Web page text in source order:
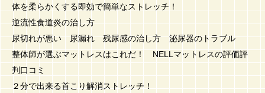
体を柔らかくする即効で簡単なストレッチ！
逆流性食道炎の治し方
尿切れが悪い 尿漏れ 残尿感の治し方 泌尿器のトラブル
整体師が選ぶマットレスはこれだ！ NELLマットレスの評価評
判口コミ
２分で出来る首こり解消ストレッチ！